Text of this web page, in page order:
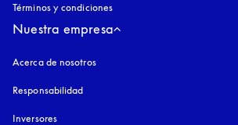
Términos y condiciones
Nuestra empresa
Acerca de nosotros
Responsabilidad
Inversores